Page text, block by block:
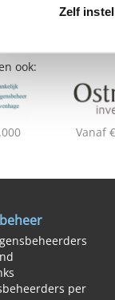
Zelf
ook:
Vanaf
per